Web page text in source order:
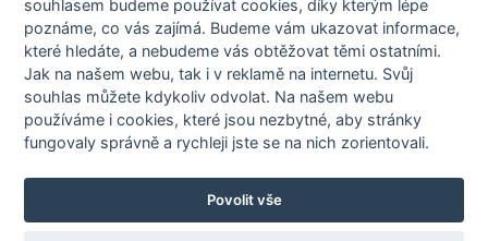
Zásady nakládání s osobními údaji
Otestujte se
Spočítejte si
Výzva 52
souhlasem budeme používat cookies, díky kterým lépe
poznáme,co vás zajímá. Budeme vám ukazovat informace,
které hledáte, a nebudeme vás obtěžovat těmi ostatními.
Jak na našem webu, tak i v reklamě na internetu. Svůj
souhlas můžete kdykoliv odvolat. Na našem webu
používáme i cookies, které jsou nezbytné, aby stránky
fungovaly správně a rychleji jste se na nich zorientovali.
Povolit vše